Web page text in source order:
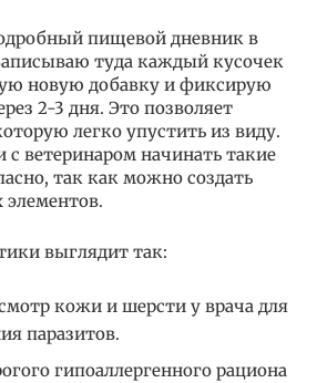
пищевой дневник в
туда каждый кусочек
новую добавку и фиксирую
2-3 дня. Это позволяет
легко упустить из виду.
с ветеринаром начинать такие
так как можно создать
выглядит так:
кожи и шерсти у врача для
паразитов.
гипоаллергенного рациона